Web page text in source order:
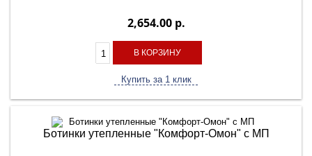
2,654.00 р.
В КОРЗИНУ
Купить за 1 клик
Ботинки утепленные "Комфорт-Омон" с МП